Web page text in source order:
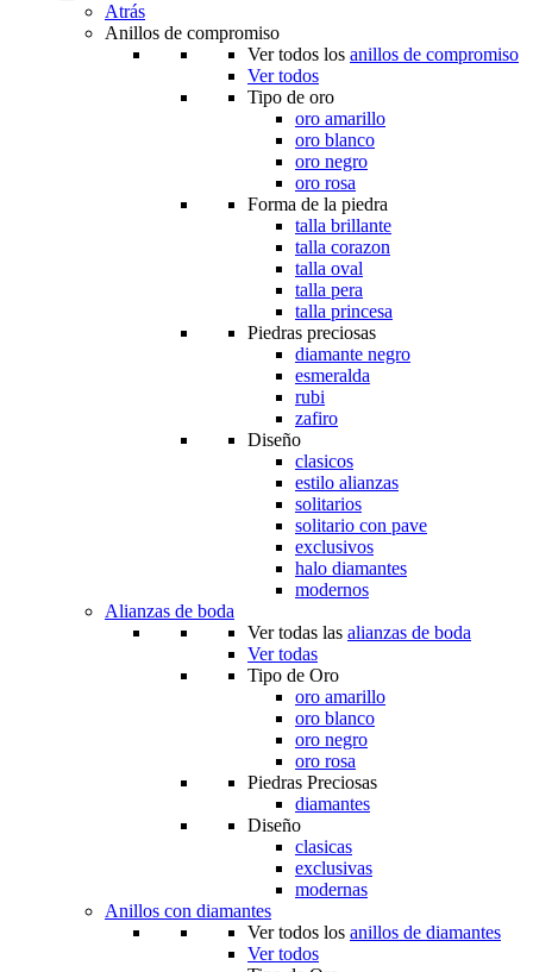
Atrás
Anillos de compromiso
Ver todos los anillos de compromiso
Ver todos
Tipo de oro
oro amarillo
oro blanco
oro negro
oro rosa
Forma de la piedra
talla brillante
talla corazon
talla oval
talla pera
talla princesa
Piedras preciosas
diamante negro
esmeralda
rubi
zafiro
Diseño
clasicos
estilo alianzas
solitarios
solitario con pave
exclusivos
halo diamantes
modernos
Alianzas de boda
Ver todas las alianzas de boda
Ver todas
Tipo de Oro
oro amarillo
oro blanco
oro negro
oro rosa
Piedras Preciosas
diamantes
Diseño
clasicas
exclusivas
modernas
Anillos con diamantes
Ver todos los anillos de diamantes
Ver todos